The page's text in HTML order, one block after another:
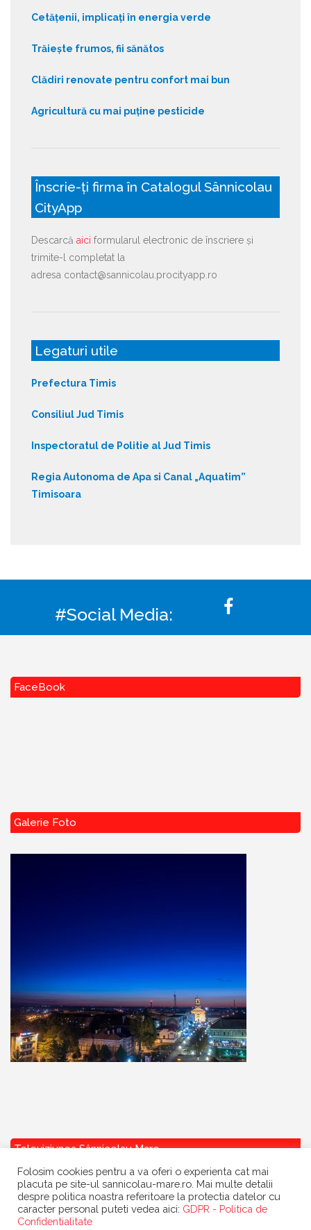
Cetățenii, implicați în energia verde
Trăiește frumos, fii sănătos
Clădiri renovate pentru confort mai bun
Agricultură cu mai puține pesticide
Înscrie-ți firma în Catalogul Sânnicolau
CityApp
Descarcă aici formularul electronic de înscriere și
trimite-l completat la
adresa contact@sannicolau.procityapp.ro
Legaturi utile
Prefectura Timis
Consiliul Jud Timis
Inspectoratul de Politie al Jud Timis
Regia Autonoma de Apa si Canal „Aquatim”
Timisoara
#Social Media:
FaceBook
Galerie Foto
Televiziunea Sânnicolau Mare
Folosim cookies pentru a va oferi o experienta cat mai
placuta pe site-ul sannicolau-mare.ro. Mai multe detalii
despre politica noastra referitoare la protectia datelor cu
caracter personal puteti vedea aici: GDPR - Politica de
Confidentialitate